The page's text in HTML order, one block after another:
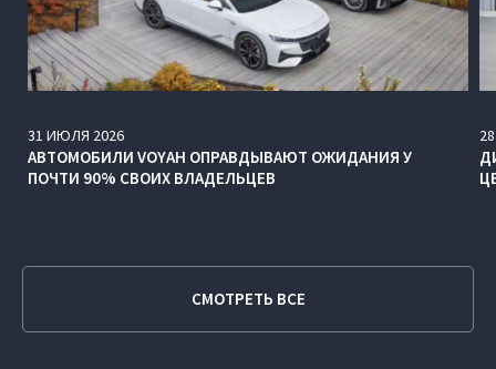
31 ИЮЛЯ 2026
АВТОМОБИЛИ VOYAH ОПРАВДЫВАЮТ ОЖИДАНИЯ У
ПОЧТИ 90% СВОИХ ВЛАДЕЛЬЦЕВ
28
СМОТРЕТЬ ВСЕ